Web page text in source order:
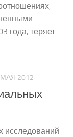
года, теряет
2012
исследований